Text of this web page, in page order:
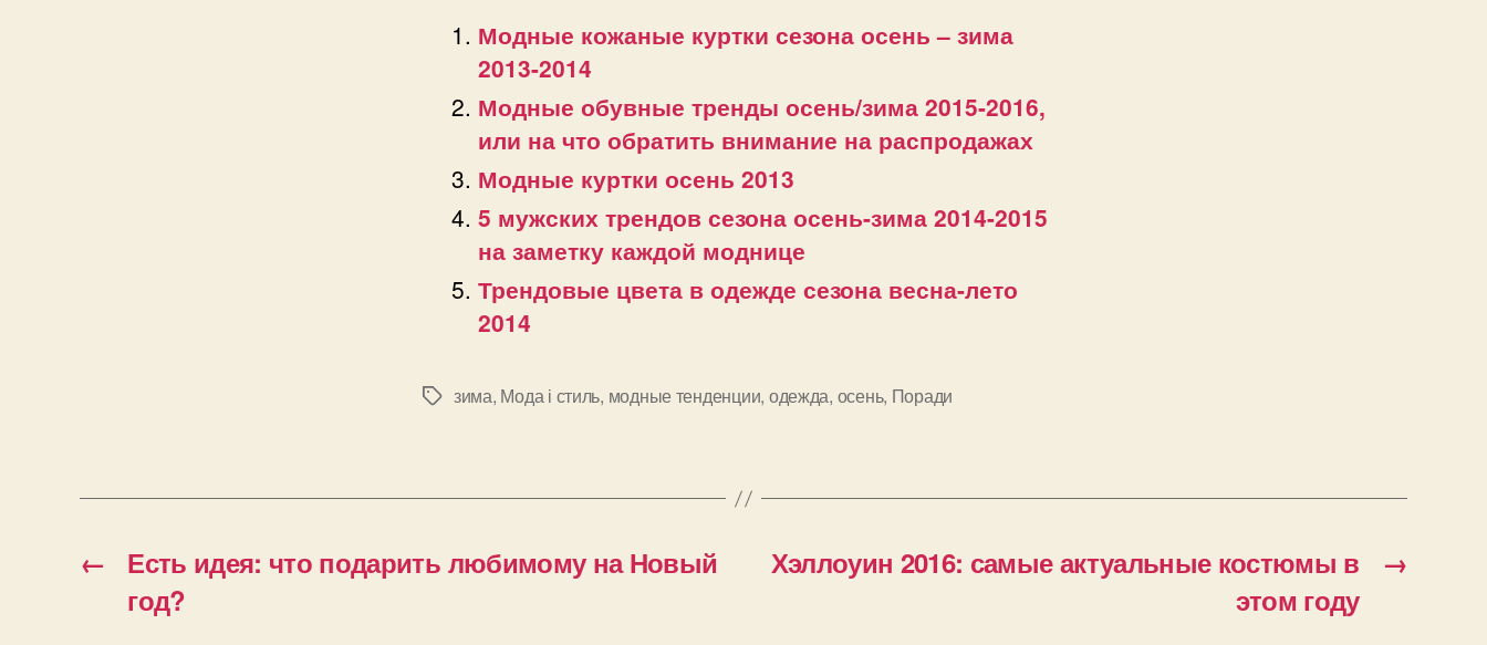
Модные кожаные куртки сезона осень – зима
2013-2014
Модные обувные тренды осень/зима 2015-2016,
или на что обратить внимание на распродажах
Модные куртки осень 2013
5 мужских трендов сезона осень-зима 2014-2015
на заметку каждой моднице
Трендовые цвета в одежде сезона весна-лето
2014
Позначки
зима, Мода і стиль, модные тенденции, одежда, осень, Поради
←
Есть идея: что подарить любимому на Новый
год?
→
Хэллоуин 2016: самые актуальные костюмы в
этом году